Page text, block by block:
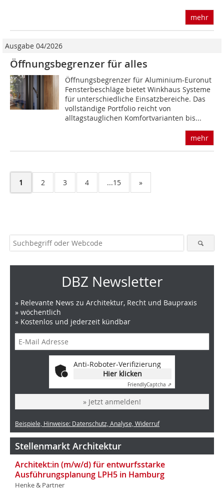
mehr
Ausgabe 04/2026
Öffnungsbegrenzer für alles
Öffnungsbegrenzer für Aluminium-Euronut
Fens­terbeschläge bietet Winkhaus Systeme
für unterschiedliche Einsatzbereiche. Das
vollständige Portfolio reicht von
alltagstauglichen Komfort­varianten bis...
mehr
1 2 3 4 ...15 »
DBZ Newsletter
» Relevante News zu Architektur, Recht und Baupraxis
» wöchentlich
» Kostenlos und jederzeit kündbar
Anti-Roboter-Verifizierung
Hier klicken
FriendlyCaptcha ⇗
» Jetzt anmelden!
Beispiele, Hinweise: Datenschutz, Analyse, Widerruf
Stellenmarkt Architektur
Architekt:in (m/w/d) für entwurfsstarke
Ausführungsplanung LPH5 in Hamburg
Henke & Partner